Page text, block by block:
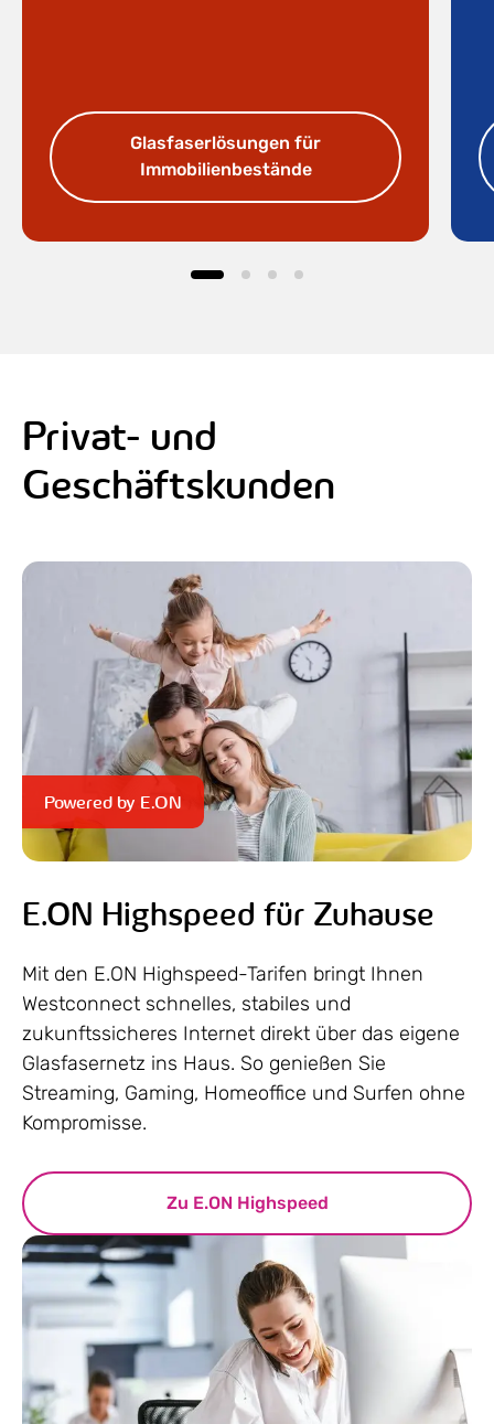
Glasfaserlösungen für
Immobilienbestände
Privat- und
Geschäftskunden
Powered by E.ON
E.ON Highspeed für Zuhause
Mit den E.ON Highspeed-Tarifen bringt Ihnen
Westconnect schnelles, stabiles und
zukunftssicheres Internet direkt über das eigene
Glasfasernetz ins Haus. So genießen Sie
Streaming, Gaming, Homeoffice und Surfen ohne
Kompromisse.
Zu E.ON Highspeed